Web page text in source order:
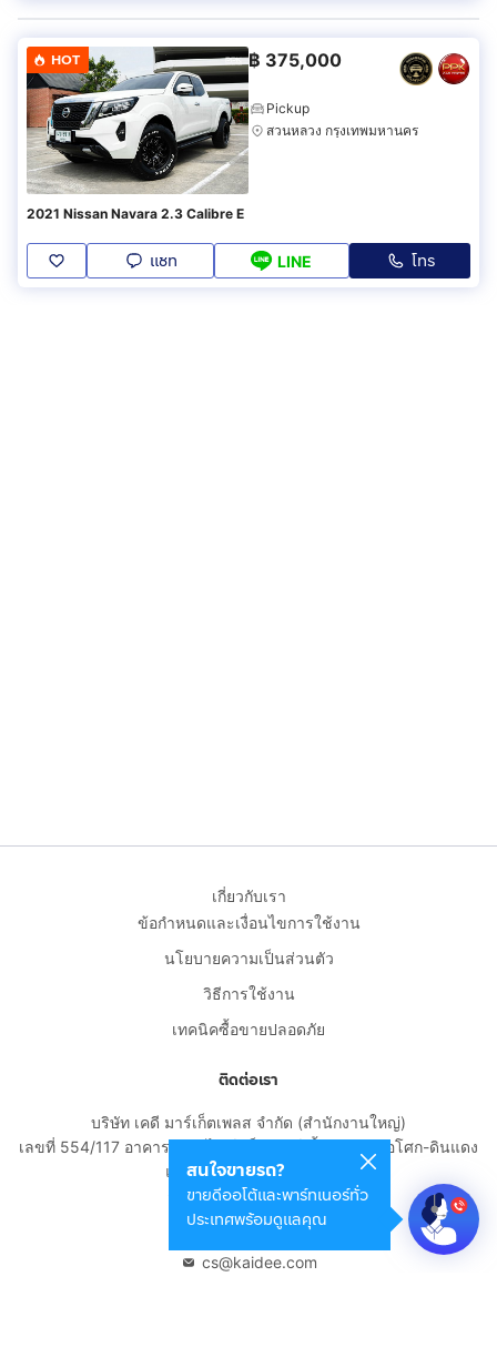
HOT ฿ 375,000
Pickup
สวนหลวง กรุงเทพมหานคร
2021 Nissan Navara 2.3 Calibre E
แชท LINE โทร
สนใจขายรถ?
ขายดีออโต้และพาร์ทเนอร์ทั่ว
ประเทศพร้อมดูแลคุณ
เกี่ยวกับเรา
ข้อกำหนดและเงื่อนไขการใช้งาน
นโยบายความเป็นส่วนตัว
วิธีการใช้งาน
เทคนิคซื้อขายปลอดภัย
ติดต่อเรา
บริษัท เคดี มาร์เก็ตเพลส จำกัด (สำนักงานใหญ่)
เลขที่ 554/117 อาคารสกายไนน์ เซ็นเตอร์ ชั้น 22 ถนนอโศก-ดินแดง
แขวงดินแดง เขตดินแดง
กรุงเทพมหานคร 10400
cs@kaidee.com